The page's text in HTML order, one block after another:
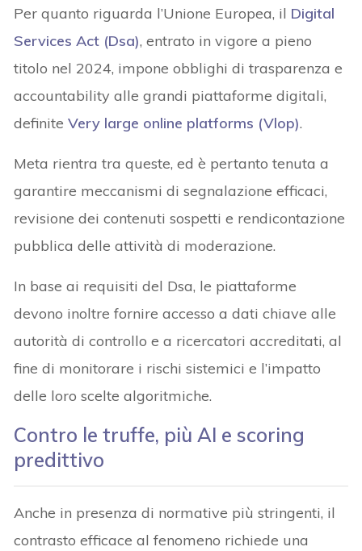
Per quanto riguarda l’Unione Europea, il Digital
Services Act (Dsa), entrato in vigore a pieno
titolo nel 2024, impone obblighi di trasparenza e
accountability alle grandi piattaforme digitali,
definiteVery large online platforms (Vlop).
Meta rientra tra queste, ed è pertanto tenuta a
garantire meccanismi di segnalazione efficaci,
revisione dei contenuti sospetti e rendicontazione
pubblica delle attività di moderazione.
In base ai requisiti del Dsa, le piattaforme
devono inoltre fornire accesso a dati chiave alle
autorità di controllo e a ricercatori accreditati, al
fine di monitorare i rischi sistemici e l’impatto
delle loro scelte algoritmiche.
Contro le truffe, più AI e scoring
predittivo
Anche in presenza di normative più stringenti, il
contrasto efficace al fenomeno richiede una